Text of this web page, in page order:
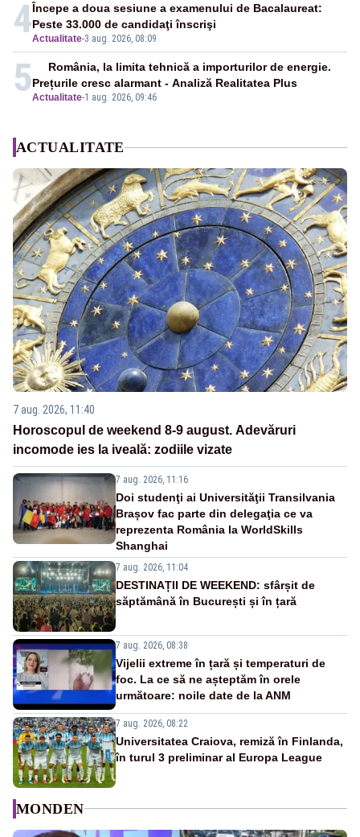
4Actualitate-3 aug. 2026, 08:09
Începe a doua sesiune a examenului de Bacalaureat:
Peste 33.000 de candidaţi înscrişi
5Actualitate-1 aug. 2026, 09:46
România, la limita tehnică a importurilor de energie.
Prețurile cresc alarmant - Analiză Realitatea Plus
ACTUALITATE
7 aug. 2026, 11:40
Horoscopul de weekend 8-9 august. Adevăruri
incomode ies la iveală: zodiile vizate
7 aug. 2026, 11:16
Doi studenţi ai Universităţii Transilvania
Brașov fac parte din delegaţia ce va
reprezenta România la WorldSkills
Shanghai
7 aug. 2026, 11:04
DESTINAȚII DE WEEKEND: sfârșit de
săptămână în București și în țară
7 aug. 2026, 08:38
Vijelii extreme în țară și temperaturi de
foc. La ce să ne așteptăm în orele
următoare: noile date de la ANM
7 aug. 2026, 08:22
Universitatea Craiova, remiză în Finlanda,
în turul 3 preliminar al Europa League
MONDEN